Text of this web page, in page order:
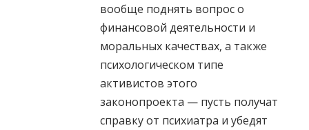
вообще поднять вопрос о
финансовой деятельности и
моральных качествах, а также
психологическом типе
активистов этого
законопроекта — пусть получат
справку от психиатра и убедят